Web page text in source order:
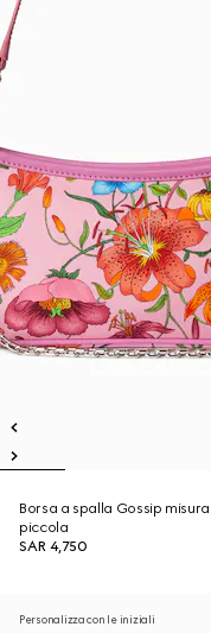
Borsa a spalla Gossip misura
piccola
SAR 4,750
Personalizza con le iniziali